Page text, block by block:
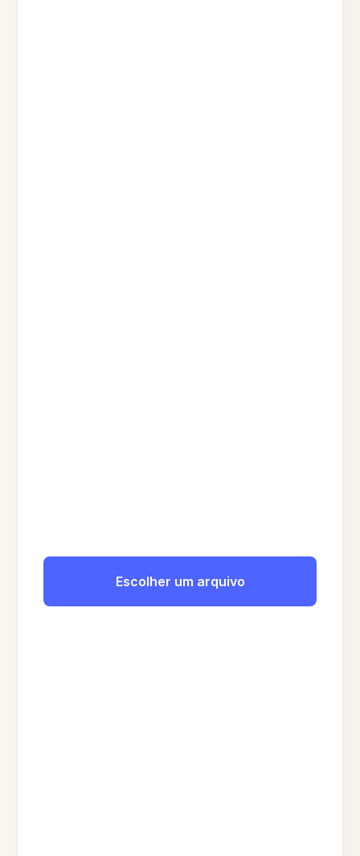
Escolher um arquivo